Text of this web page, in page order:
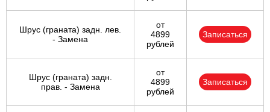
Шрус (граната) задн. лев.
- Замена
от
4899
рублей
Записаться
Шрус (граната) задн.
прав. - Замена
от
4899
рублей
Записаться